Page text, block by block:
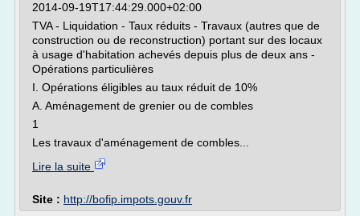
2014-09-19T17:44:29.000+02:00
TVA - Liquidation - Taux réduits - Travaux (autres que de
construction ou de reconstruction) portant sur des locaux
à usage d'habitation achevés depuis plus de deux ans -
Opérations particulières
I. Opérations éligibles au taux réduit de 10%
A. Aménagement de grenier ou de combles
1
Les travaux d'aménagement de combles...
Lire la suite
Site : http://bofip.impots.gouv.fr